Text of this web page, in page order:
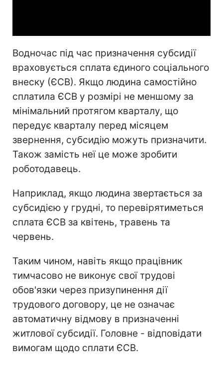
Водночас під час призначення субсидії
враховується сплата єдиного соціального
внеску (ЄСВ). Якщо людина самостійно
сплатила ЄСВ у розмірі не меншому за
мінімальний протягом кварталу, що
передує кварталу перед місяцем
звернення, субсидію можуть призначити.
Також замість неї це може зробити
роботодавець.
Наприклад, якщо людина звертається за
субсидією у грудні, то перевірятиметься
сплата ЄСВ за квітень, травень та
червень.
Таким чином, навіть якщо працівник
тимчасово не виконує свої трудові
обов'язки через призупинення дії
трудового договору, це не означає
автоматичну відмову в призначенні
житлової субсидії. Головне - відповідати
вимогам щодо сплати ЄСВ.